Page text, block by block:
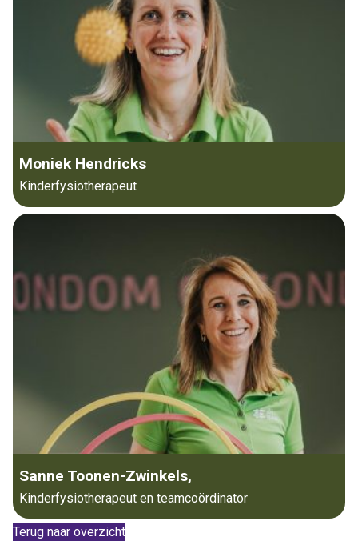
Moniek Hendricks
Kinderfysiotherapeut
Sanne Toonen-Zwinkels,
Kinderfysiotherapeut en teamcoördinator
Terug naar overzicht